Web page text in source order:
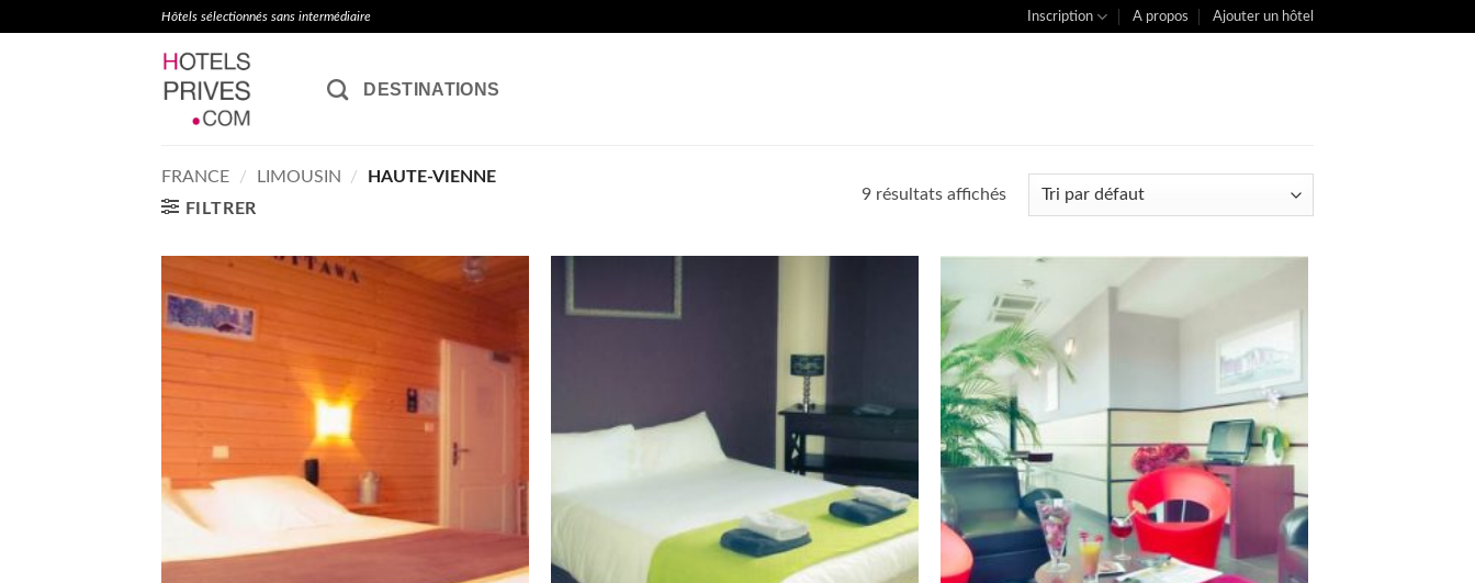
Hôtels sélectionnés sans intermédiaire Inscription A propos Ajouter un hôtel
DESTINATIONS
FRANCE / LIMOUSIN /
HAUTE-VIENNE
FILTRER
9 résultats affichés